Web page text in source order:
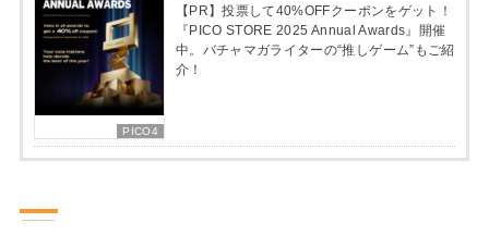
PICO4
【PR】投票して40%OFFクーポンをゲット！
『PICO STORE 2025 Annual Awards』開催
中。バチャマガライターの“推しゲーム”もご紹
介！